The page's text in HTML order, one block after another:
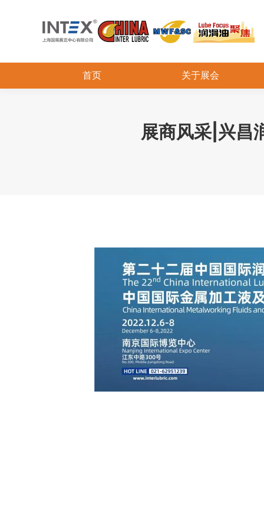
首页 关于展会
展商风采|兴昌